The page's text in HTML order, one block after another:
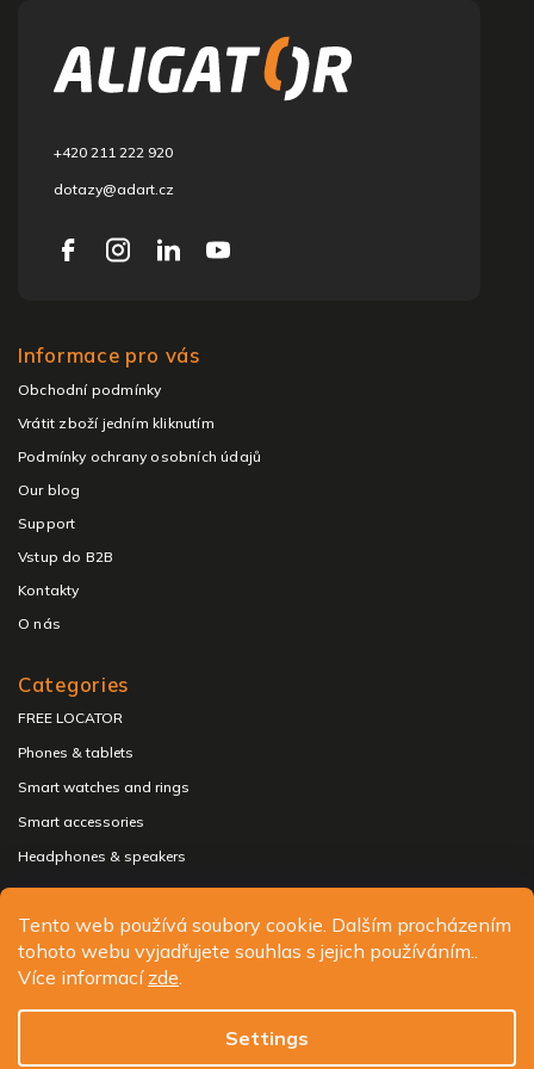
Tento web používá soubory cookie. Dalším procházením
tohoto webu vyjadřujete souhlas s jejich používáním..
Více informací zde.
Settings
+420 211 222 920
dotazy@adart.cz
Informace pro vás
Obchodní podmínky
Vrátit zboží jedním kliknutím
Podmínky ochrany osobních údajů
Our blog
Support
Vstup do B2B
Kontakty
O nás
Categories
FREE LOCATOR
Phones & tablets
Smart watches and rings
Smart accessories
Headphones & speakers
Copyright 2026ALIGATOR - telefony, chytré hodinky a
příslušenství
Edit cookie settings
Shoptak.cz | Platforma